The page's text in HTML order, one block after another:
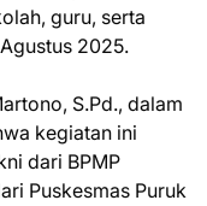
guru, serta
2025.
S.Pd., dalam
kegiatan ini
dari BPMP
Puskesmas Puruk